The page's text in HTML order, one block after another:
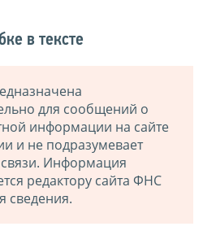
в тексте
для сообщений о
информации на сайте
и не подразумевает
Информация
редактору сайта ФНС
сведения.